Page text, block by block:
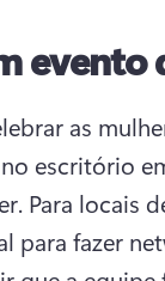
evento
as
escritório
Para locais
para fazer